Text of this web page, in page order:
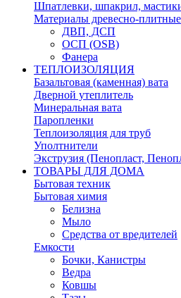
Шпатлевки, шпакрил,
Материалы древесно-плитные
ДВП, ДСП
ОСП (OSB)
Фанера
ТЕПЛОИЗОЛЯЦИЯ
Базальтовая (каменная) вата
Дверной утеплитель
Минеральная вата
Паропленки
Теплоизоляция для труб
Уполтнители
Экструзия (Пенопласт,
ТОВАРЫ ДЛЯ ДОМА
Бытовая техник
Бытовая химия
Белизна
Мыло
Средства от вредителей
Емкости
Бочки, Канистры
Ведра
Ковшы